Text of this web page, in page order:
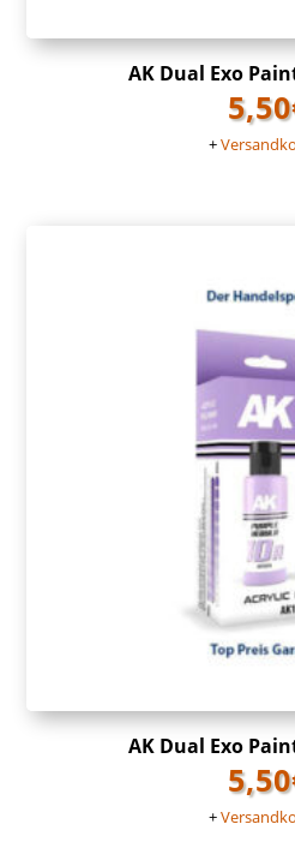
AK Dual Exo
5,50
+
AK Dual Exo
5,50
+